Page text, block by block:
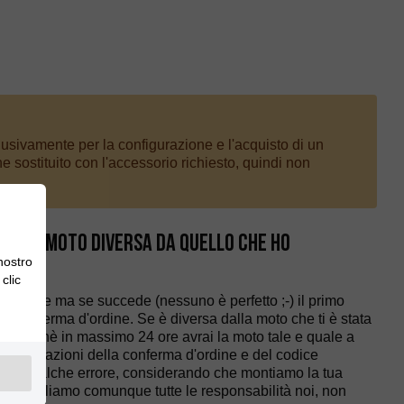
per la configurazione e l'acquisto di un
sostituito con l'accessorio richiesto, quindi non
una moto diversa da quello che ho
ma se succede (nessuno è perfetto ;-) il primo
conferma d'ordine. Se è diversa dalla moto che ti è stata
perchè in massimo 24 ore avrai la moto tale e quale a
indicazioni della conferma d'ordine e del codice
qualche errore, considerando che montiamo la tua
accolliamo comunque tutte le responsabilità noi, non